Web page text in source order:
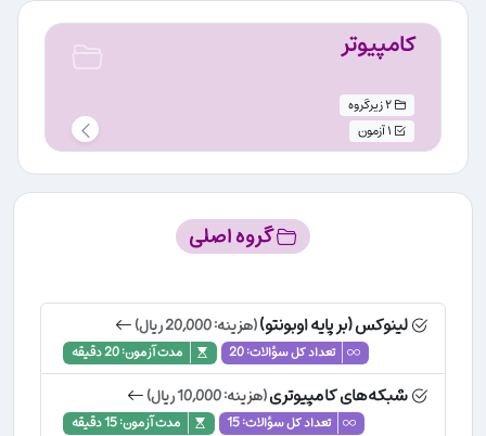
کامپیوتر
گروه اصلی
لینوکس (بر پایه اوبونتو)(هزینه: 20,000 ریال)
تعداد کل سؤالات: 20 مدت آزمون: 20 دقیقه
شبکه‌های کامپیوتری(هزینه: 10,000 ریال)
تعداد کل سؤالات: 15 مدت آزمون: 15 دقیقه